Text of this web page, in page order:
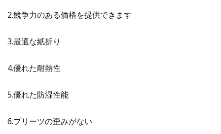
2.競争力のある価格を提供できます
3.最適な紙折り
4.優れた耐熱性
5.優れた防湿性能
6.プリーツの歪みがない